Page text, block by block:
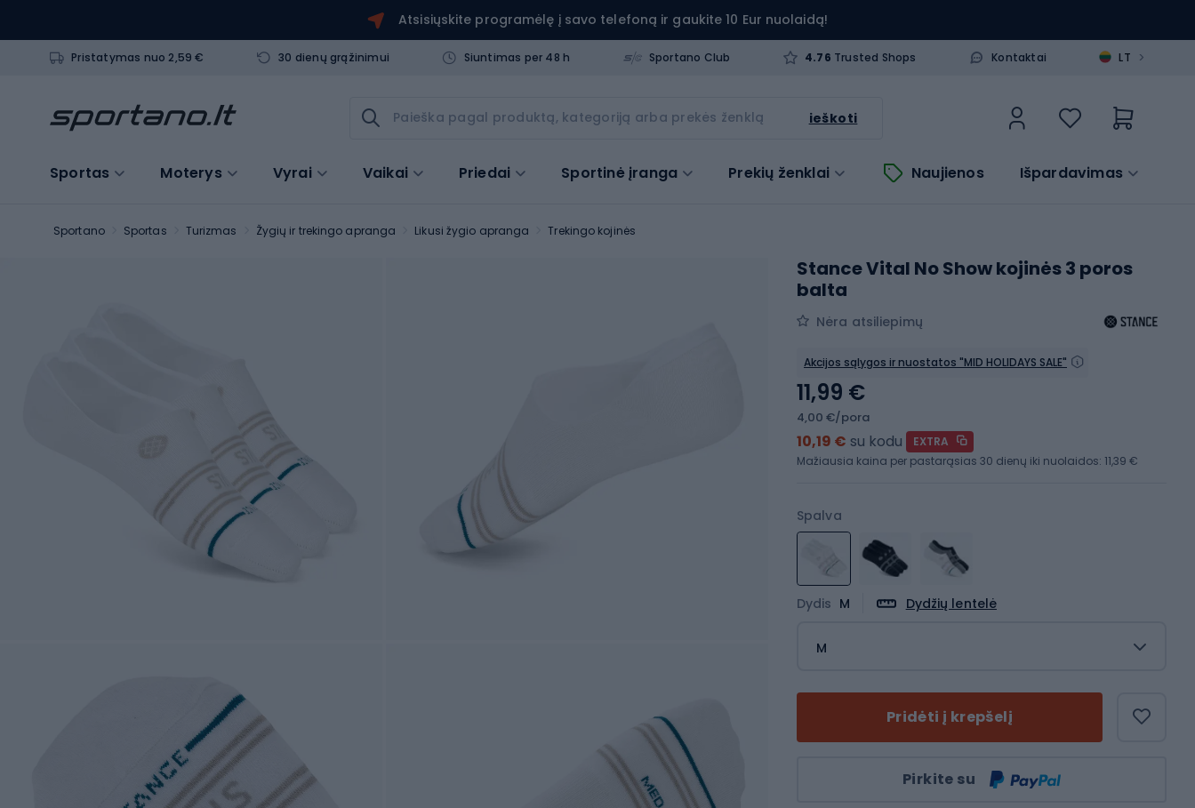
Atsisiųskite programėlę į savo telefoną ir gaukite 10 Eur nuolaidą!
Pristatymas nuo 2,59 € 30 dienų grąžinimui Siuntimas per 48 h Sportano Club 4.76 Trusted Shops Kontaktai LT >
ieškoti
Sportas Moterys Vyrai Vaikai Priedai Sportinė įranga Prekių ženklai Naujienos Išpardavimas
Sportano Sportas Turizmas Žygių ir trekingo apranga Likusi žygio apranga Trekingo kojinės
Stance Vital No Show kojinės 3 poros
balta
Nėra atsiliepimų
Akcijos sąlygos ir nuostatos "MID HOLIDAYS SALE"
Spalva
Dydis M Dydžių lentelė
M
Pridėti į krepšelį
Pirkite su
11,99 €
4,00 €/pora
10,19 € su kodu
EXTRA
Mažiausia kaina per pastarąsias 30 dienų iki nuolaidos: 11,39 €